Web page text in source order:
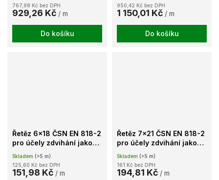
767,98 Kč bez DPH
929,26 Kč / m
Do košíku
950,42 Kč bez DPH
1 150,01 Kč / m
Do košíku
Řetěz 6x18 ČSN EN 818-2
pro účely zdvihání jakost
80 barvený
Skladem (>5 m)
125,60 Kč bez DPH
151,98 Kč / m
Řetěz 7x21 ČSN EN 818-2
pro účely zdvihání jakost
80 barvený
Skladem (>5 m)
161 Kč bez DPH
194,81 Kč / m